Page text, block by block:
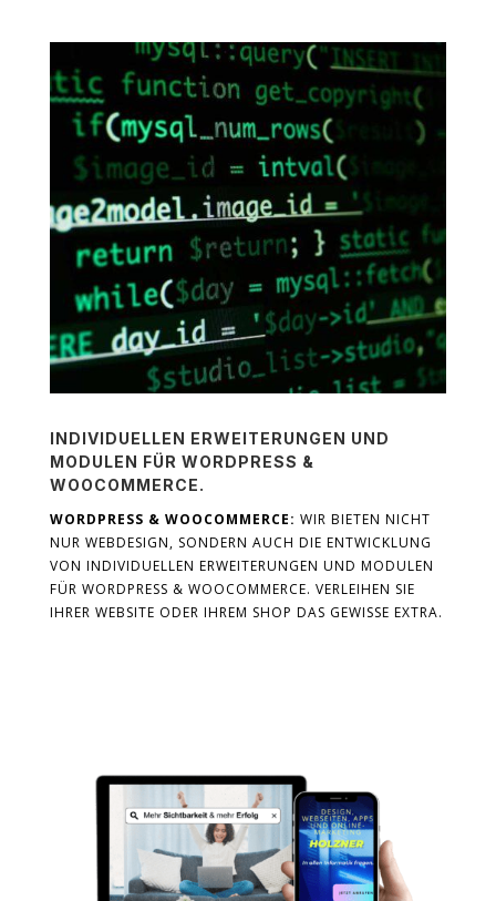
INDIVIDUELLEN ERWEITERUNGEN UND
MODULEN FÜR WORDPRESS &
WOOCOMMERCE.
WORDPRESS & WOOCOMMERCE: WIR BIETEN NICHT
NUR WEBDESIGN, SONDERN AUCH DIE ENTWICKLUNG
VON INDIVIDUELLEN ERWEITERUNGEN UND MODULEN
FÜR WORDPRESS & WOOCOMMERCE. VERLEIHEN SIE
IHRER WEBSITE ODER IHREM SHOP DAS GEWISSE EXTRA.